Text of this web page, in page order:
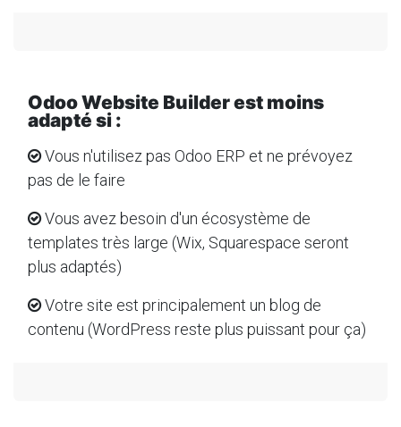
Odoo Website Builder est moins
adapté si :
Vous n'utilisez pas Odoo ERP et ne prévoyez
pas de le faire
Vous avez besoin d'un écosystème de
templates très large (Wix, Squarespace seront
plus adaptés)
Votre site est principalement un blog de
contenu (WordPress reste plus puissant pour ça)